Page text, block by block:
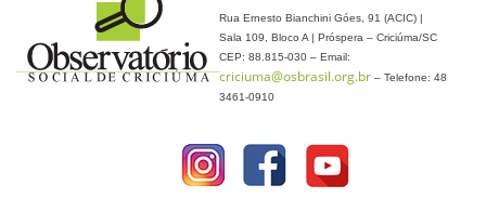
Rua Ernesto Bianchini Góes, 91 (ACIC) |
Sala 109, Bloco A | Próspera – Criciúma/SC
CEP: 88.815-030 – Email:
criciuma@osbrasil.org.br – Telefone: 48
3461-0910